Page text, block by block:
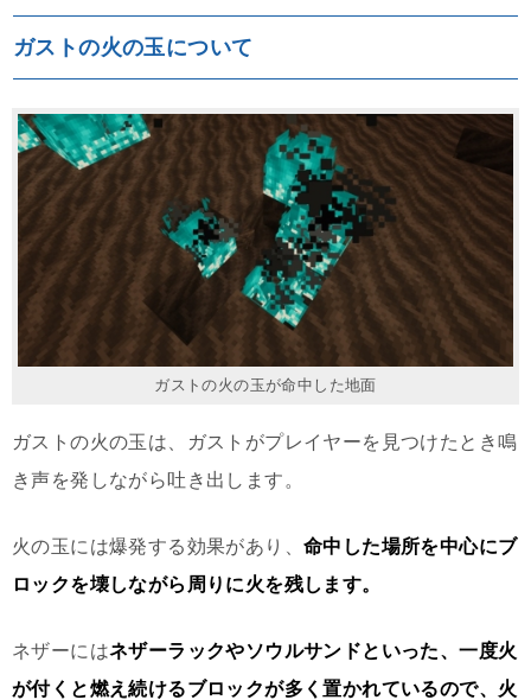
ガストの火の玉について
ガストの火の玉が命中した地面
ガストの火の玉は、ガストがプレイヤーを見つけたとき鳴
き声を発しながら吐き出します。
火の玉には爆発する効果があり、 命中した場所を中心にブ
ロックを壊しながら周りに火を残します。
ネザーにはネザーラックやソウルサンドといった、一度火
が付くと燃え続けるブロックが多く置かれているので、火